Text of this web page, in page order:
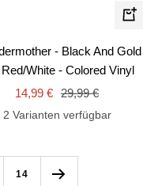
In
- Black And Gold
Red/White - Colored Vinyl
Angebotspreis
14,99 € Regulärer
Preis
29,99 €
2 Varianten verfügbar
14